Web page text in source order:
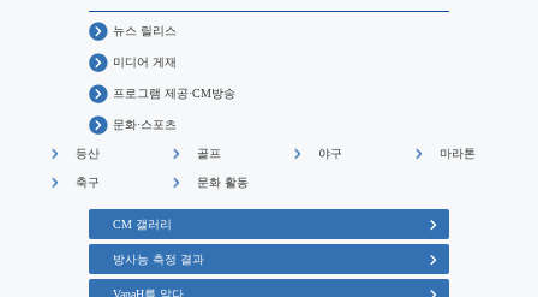
뉴스 릴리스
미디어 게재
프로그램 제공·CM방송
문화·스포츠
등산 골프 야구 마라톤
축구 문화 활동
CM 갤러리
방사능 측정 결과
VanaH를 알다